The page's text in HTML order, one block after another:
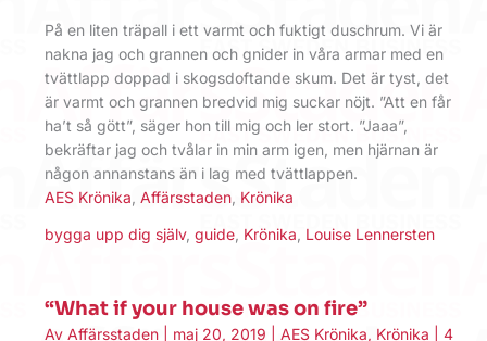
På en liten träpall i ett varmt och fuktigt duschrum. Vi är
nakna jag och grannen och gnider in våra armar med en
tvättlapp doppad i skogsdoftande skum. Det är tyst, det
är varmt och grannen bredvid mig suckar nöjt. ”Att en får
ha’t så gött”, säger hon till mig och ler stort. ”Jaaa”,
bekräftar jag och tvålar in min arm igen, men hjärnan är
någon annanstans än i lag med tvättlappen.
AES Krönika, Affärsstaden, Krönika
bygga upp dig själv, guide Krönika Louise Lennersten
“What if your house was on fire”
Av Affärsstaden maj 20, 2019 AES Krönika, Krönika 4